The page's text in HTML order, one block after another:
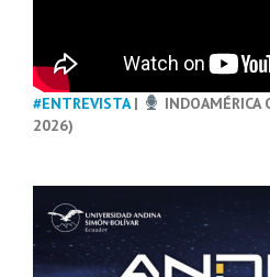
#ENTREVISTA|
INDOAMÉRICA
2026)